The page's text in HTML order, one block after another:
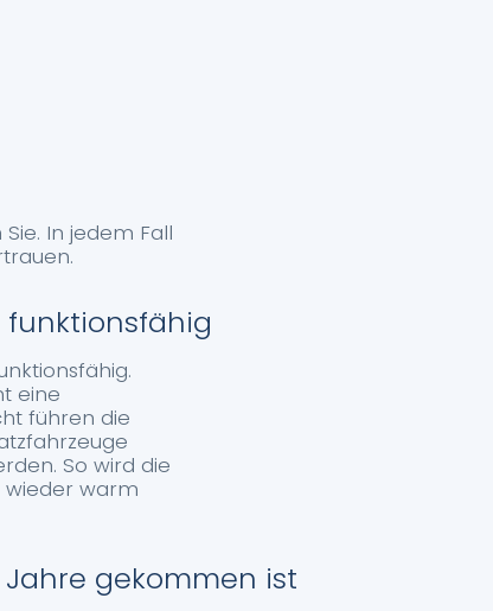
In jedem Fall
funktionsfähig
eine
führen die
So wird die
wieder warm
Jahre gekommen ist